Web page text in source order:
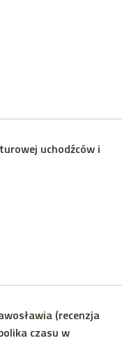
uchodźców i
(recenzja
czasu w